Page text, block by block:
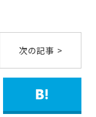
次の記事 >